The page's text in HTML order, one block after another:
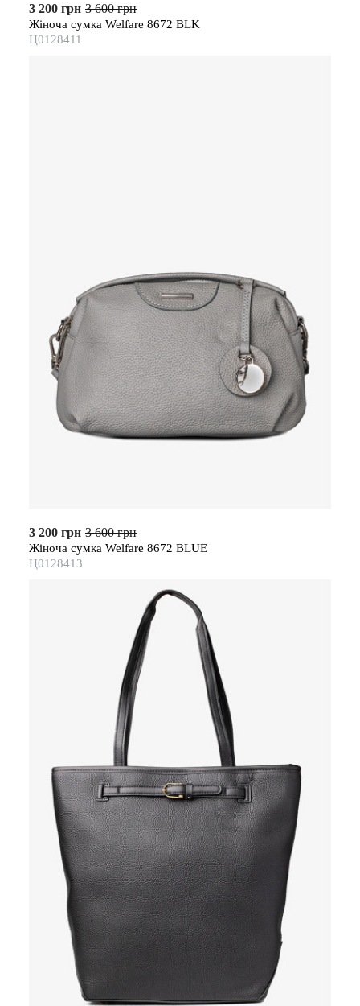
3 200 грн 3 600 грн
Жіноча сумка Welfare 8672 BLK
Ц0128411
3 200 грн 3 600 грн
Жіноча сумка Welfare 8672 BLUE
Ц0128413